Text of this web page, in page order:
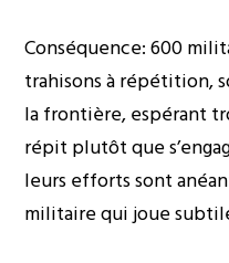
Conséquence: 600
trahisons à répétition,
la frontière, espérant
répit plutôt que
leurs efforts sont
militaire qui joue